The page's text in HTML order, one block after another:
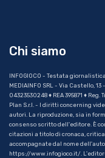
Chi siamo
INFOGIOCO - Testata
MEDIAINFO SRL - Via Castello,
04323530248 ♦ REA 395871 ♦
Plan S.r.l. - I diritti concerning
autori. La riproduzione, sia in
consenso scritto dell'editore. È
citazioni a titolo di cronaca,
accompagnate dal nome
https://www.infogioco.it/.